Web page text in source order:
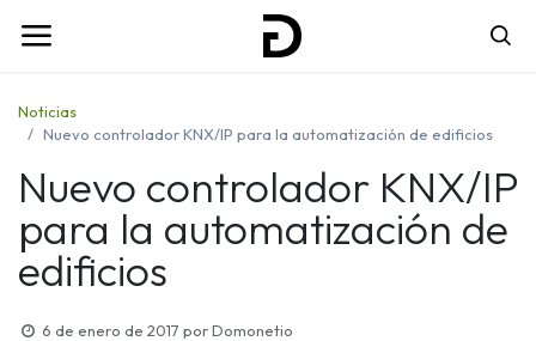
Noticias
Nuevo controlador KNX/IP para la automatización de edificios
Nuevo controlador KNX/IP
para la automatización de
edificios
6 de enero de 2017 porDomonetio